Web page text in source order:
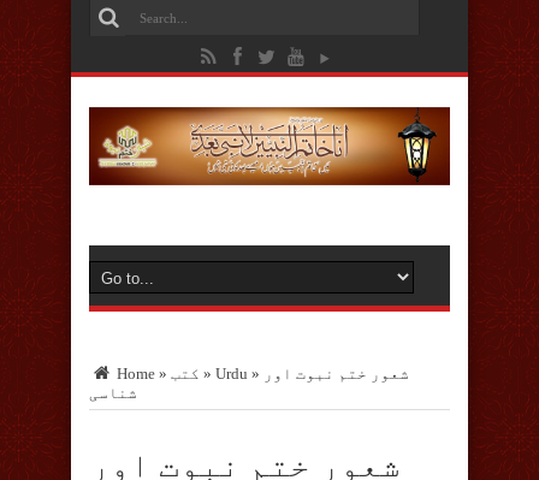
Home » کتب » Urdu » شعور ختم نبوت اور
شناسی
شعور ختم نبوت اور